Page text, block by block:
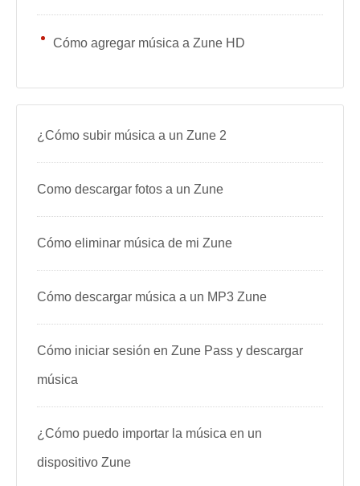
Cómo agregar música a Zune HD
¿Cómo subir música a un Zune 2
Como descargar fotos a un Zune
Cómo eliminar música de mi Zune
Cómo descargar música a un MP3 Zune
Cómo iniciar sesión en Zune Pass y descargar
música
¿Cómo puedo importar la música en un
dispositivo Zune